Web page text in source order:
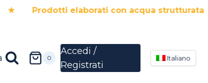
con acqua strutturata ★ 5%
0 Italiano